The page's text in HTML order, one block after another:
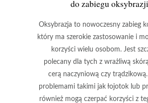
do zabiegu
Oksybrazja to nowoczesny zabieg
który ma szerokie zastosowanie i
korzyści wielu osobom. Jest
polecany dla tych z wrażliwą
cerą naczyniową czy
problemami takimi jak łojotok lub
również mogą czerpać korzyści z